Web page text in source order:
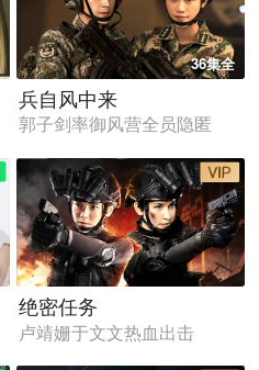
36集全
兵自风中来
郭子剑率御风营全员隐匿
绝密任务
卢靖姗于文文热血出击